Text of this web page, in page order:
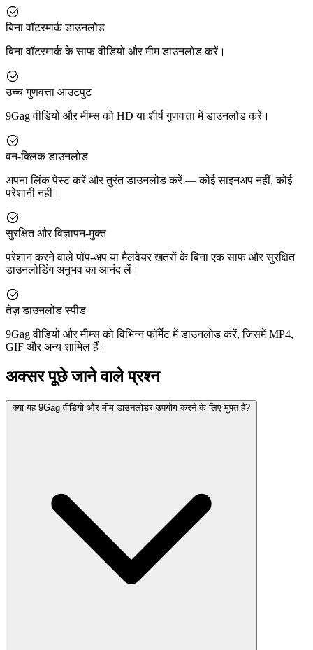
बिना वॉटरमार्क डाउनलोड
बिना वॉटरमार्क के साफ वीडियो और मीम डाउनलोड करें।
उच्च गुणवत्ता आउटपुट
9Gag वीडियो और मीम्स को HD या शीर्ष गुणवत्ता में डाउनलोड करें।
वन-क्लिक डाउनलोड
अपना लिंक पेस्ट करें और तुरंत डाउनलोड करें — कोई साइनअप नहीं, कोई
परेशानी नहीं।
सुरक्षित और विज्ञापन-मुक्त
परेशान करने वाले पॉप-अप या मैलवेयर खतरों के बिना एक साफ और सुरक्षित
डाउनलोडिंग अनुभव का आनंद लें।
तेज़ डाउनलोड स्पीड
9Gag वीडियो और मीम्स को विभिन्न फॉर्मेट में डाउनलोड करें, जिसमें MP4,
GIF और अन्य शामिल हैं।
अक्सर पूछे जाने वाले प्रश्न
क्या यह 9Gag वीडियो और मीम डाउनलोडर उपयोग करने के लिए मुफ्त है?